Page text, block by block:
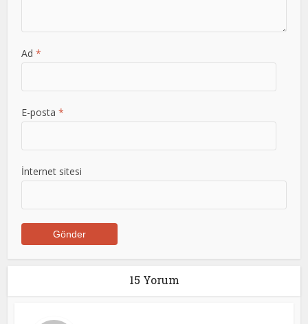
Ad*
E-posta*
İnternet sitesi
15 Yorum